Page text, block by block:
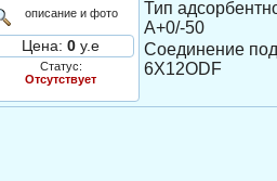
описание и фото
Цена: 0 у.е
Статус:
Отсутствует
Тип
A+0/-50
Соединение
6X12ODF